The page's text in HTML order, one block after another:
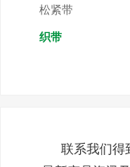
松紧带
织带
联系我们得